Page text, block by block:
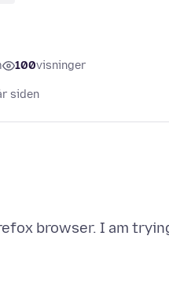
100visninger
siden
browser. I am